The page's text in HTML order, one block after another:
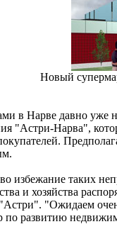
Новый
в Нарве давно уже
"Астри-Нарва",
избежание таких
и хозяйства
"Ожидаем
по развитию